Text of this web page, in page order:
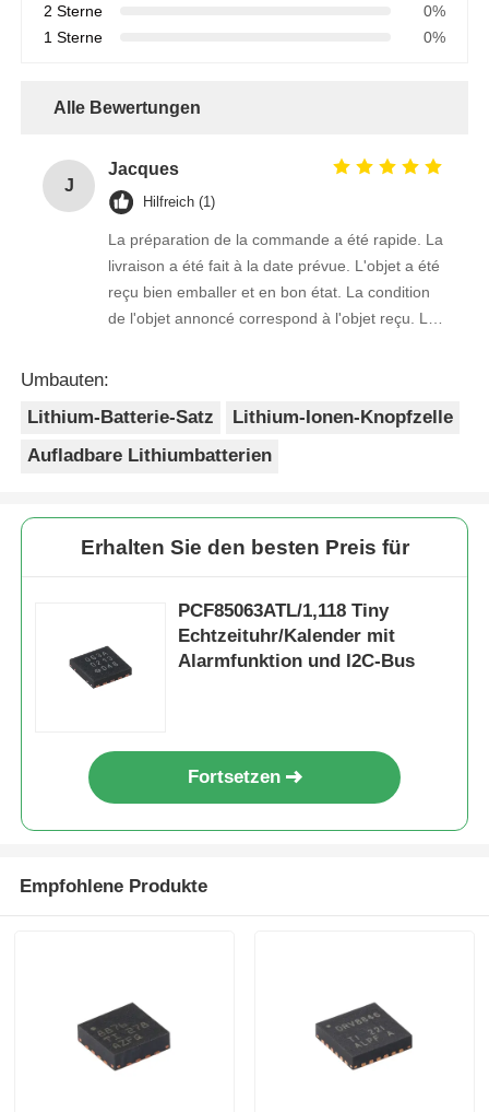
2 Sterne
0%
1 Sterne
0%
Alle Bewertungen
J
Jacques
Hilfreich (1)
La préparation de la commande a été rapide. La
livraison a été fait à la date prévue. L'objet a été
reçu bien emballer et en bon état. La condition
de l'objet annoncé correspond à l'objet reçu. Le
Umbauten:
Lithium-Batterie-Satz
Lithium-Ionen-Knopfzelle
Aufladbare Lithiumbatterien
Erhalten Sie den besten Preis für
PCF85063ATL/1,118 Tiny
Echtzeituhr/Kalender mit
Alarmfunktion und I2C-Bus
Fortsetzen
Empfohlene Produkte